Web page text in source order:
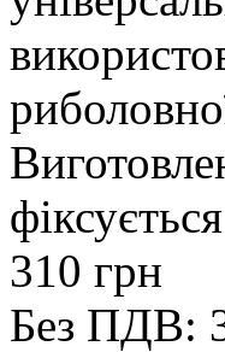
310 грн
Без ПДВ: